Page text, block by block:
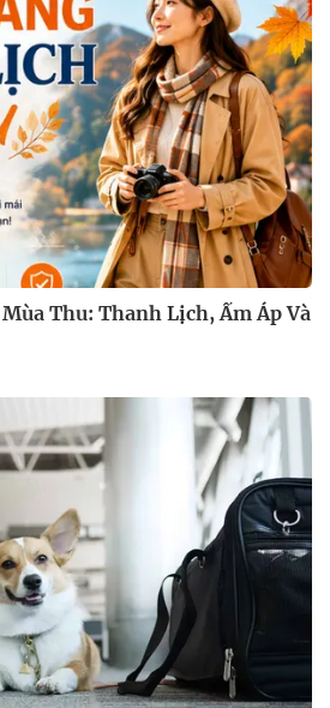
Thu: Thanh Lịch, Ấm Áp Và